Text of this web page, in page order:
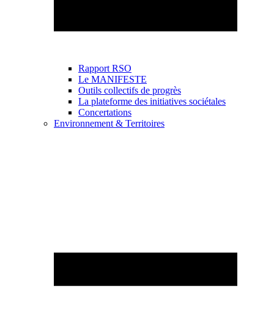
Rapport RSO
Le MANIFESTE
Outils collectifs de progrès
La plateforme des initiatives sociétales
Concertations
Environnement & Territoires